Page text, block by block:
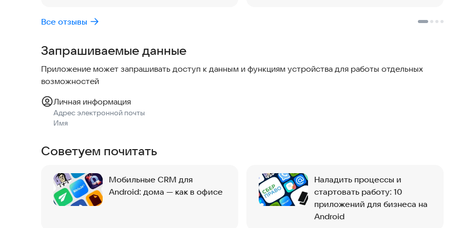
Все отзывы
Запрашиваемые данные
Приложение может запрашивать доступ к данным и функциям устройства для работы отдельных
возможностей
Личная информация
Адрес электронной почты
Имя
Советуем почитать
Мобильные CRM для
Android: дома — как в офисе
Наладить процессы и
стартовать работу: 10
приложений для бизнеса на
Android